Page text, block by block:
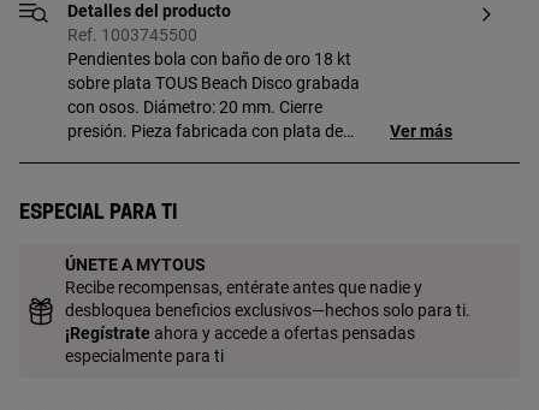
Detalles del producto
Ref. 1003745500
Pendientes bola con baño de oro 18 kt
sobre plata TOUS Beach Disco grabada
con osos. Diámetro: 20 mm. Cierre
presión. Pieza fabricada con plata de
garantiza una mayor durabilidad de la
Ver más
Especial para ti
ÚNETE A MYTOUS
Recibe recompensas, entérate antes que nadie y
desbloquea beneficios exclusivos—hechos solo para ti.
¡Regístrate ahora y accede a ofertas pensadas
especialmente para ti